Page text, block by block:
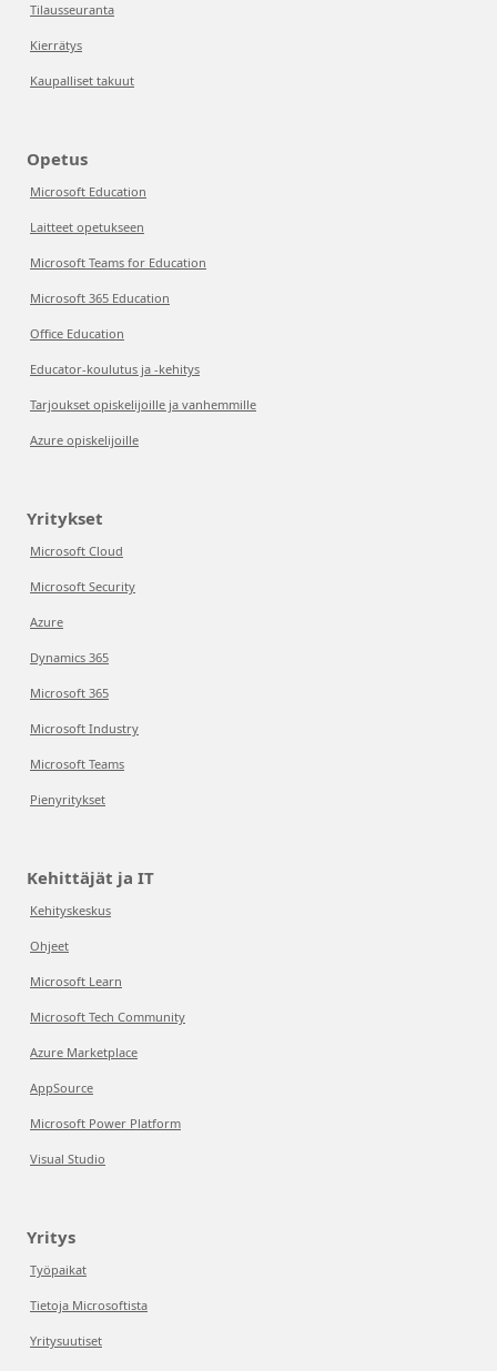
Tilausseuranta
Kierrätys
Kaupalliset takuut
Opetus
Microsoft Education
Laitteet opetukseen
Microsoft Teams for Education
Microsoft 365 Education
Office Education
Educator-koulutus ja -kehitys
Tarjoukset opiskelijoille ja vanhemmille
Azure opiskelijoille
Yritykset
Microsoft Cloud
Microsoft Security
Azure
Dynamics 365
Microsoft 365
Microsoft Industry
Microsoft Teams
Pienyritykset
Kehittäjät ja IT
Kehityskeskus
Ohjeet
Microsoft Learn
Microsoft Tech Community
Azure Marketplace
AppSource
Microsoft Power Platform
Visual Studio
Yritys
Työpaikat
Tietoja Microsoftista
Yritysuutiset